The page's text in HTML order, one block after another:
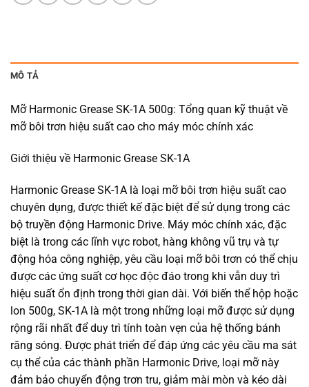
MÔ TẢ
Mỡ Harmonic Grease SK-1A 500g: Tổng quan kỹ thuật về
mỡ bôi trơn hiệu suất cao cho máy móc chính xác
Giới thiệu về Harmonic Grease SK-1A
Harmonic Grease SK-1A là loại mỡ bôi trơn hiệu suất cao
chuyên dụng, được thiết kế đặc biệt để sử dụng trong các
bộ truyền động Harmonic Drive. Máy móc chính xác, đặc
biệt là trong các lĩnh vực robot, hàng không vũ trụ và tự
động hóa công nghiệp, yêu cầu loại mỡ bôi trơn có thể chịu
được các ứng suất cơ học độc đáo trong khi vẫn duy trì
hiệu suất ổn định trong thời gian dài. Với biến thể hộp hoặc
lon 500g, SK-1A là một trong những loại mỡ được sử dụng
rộng rãi nhất để duy trì tính toàn vẹn của hệ thống bánh
răng sóng. Được phát triển để đáp ứng các yêu cầu ma sát
cụ thể của các thành phần Harmonic Drive, loại mỡ này
đảm bảo chuyển động trơn tru, giảm mài mòn và kéo dài